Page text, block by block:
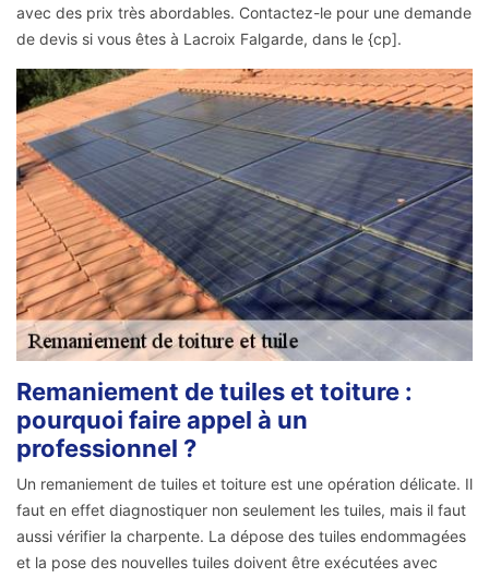
avec des prix très abordables. Contactez-le pour une demande
de devis si vous êtes à Lacroix Falgarde, dans le {cp].
Remaniement de tuiles et toiture :
pourquoi faire appel à un
professionnel ?
Un remaniement de tuiles et toiture est une opération délicate. Il
faut en effet diagnostiquer non seulement les tuiles, mais il faut
aussi vérifier la charpente. La dépose des tuiles endommagées
et la pose des nouvelles tuiles doivent être exécutées avec